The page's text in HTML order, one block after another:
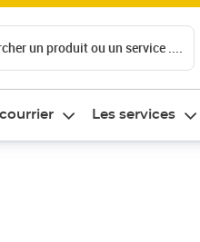
un produit ou un service ....
Les services